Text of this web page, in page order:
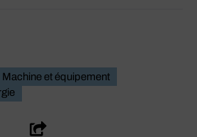
Machine et équipement